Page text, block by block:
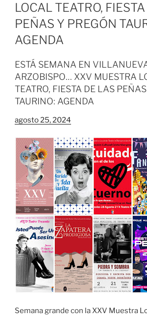
LOCAL TEATRO,
PEÑAS Y PREGÓN
AGENDA
ESTÁ SEMANA EN
ARZOBISPO… XXV MUESTRA
TEATRO, FIESTA DE LAS
TAURINO: AGENDA
agosto 25, 2024
Semana grande con la XXV Muestra